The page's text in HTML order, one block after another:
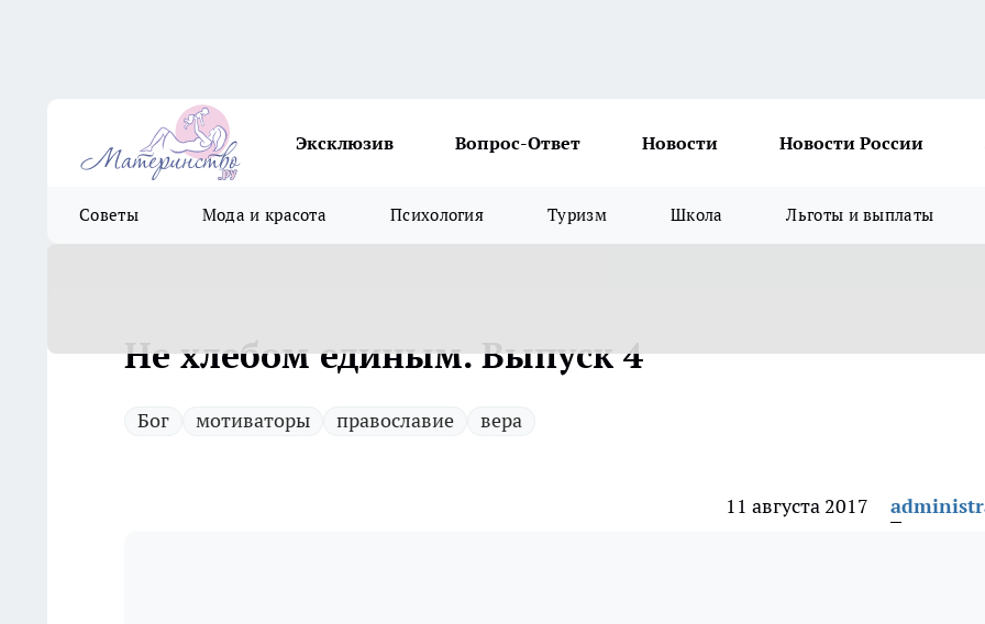
Эксклюзив Вопрос-Ответ Новости Новости России
Советы Мода и красота Психология Туризм Школа Льготы и выплаты
Не хлебом единым. Выпуск 4
Бог мотиваторы православие вера
11 августа 2017